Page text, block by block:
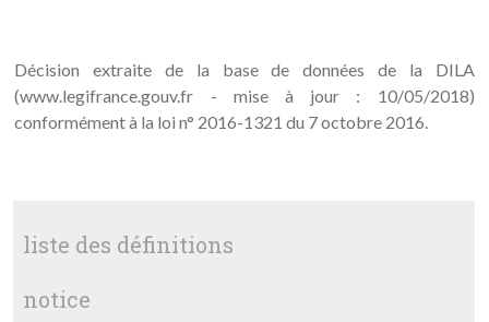
Décision extraite de la base de données de la DILA
(www.legifrance.gouv.fr - mise à jour : 10/05/2018)
conformément à la loi n° 2016-1321 du 7 octobre 2016.
liste des définitions
notice